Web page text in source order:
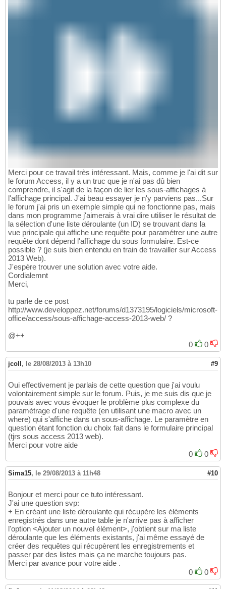
Merci pour ce travail très intéressant. Mais, comme je l'ai dit sur
le forum Access, il y a un truc que je n'ai pas dû bien
comprendre, il s'agit de la façon de lier les sous-affichages à
l'affichage principal. J'ai beau essayer je n'y parviens pas...Sur
le forum j'ai pris un exemple simple qui ne fonctionne pas, mais
dans mon programme j'aimerais à vrai dire utiliser le résultat de
la sélection d'une liste déroulante (un ID) se trouvant dans la
vue principale qui affiche une requête pour paramétrer une autre
requête dont dépend l'affichage du sous formulaire. Est-ce
possible ? (je suis bien entendu en train de travailler sur Access
2013 Web).
J'espère trouver une solution avec votre aide.
Cordialemnt
Merci,
tu parle de ce post
http://www.developpez.net/forums/d1373195/logiciels/microsoft-
office/access/sous-affichage-access-2013-web/ ?
@++
0
0
jcoll , le 28/08/2013 à 13h10 #9
Oui effectivement je parlais de cette question que j'ai voulu
volontairement simple sur le forum. Puis, je me suis dis que je
pouvais avec vous évoquer le problème plus complexe du
paramétrage d'une requête (en utilisant une macro avec un
where) qui s'affiche dans un sous-affichage. Le paramètre en
question étant fonction du choix fait dans le formulaire principal
(tjrs sous access 2013 web).
Merci pour votre aide
0
0
Sima15, le 29/08/2013 à 11h48 #10
Bonjour et merci pour ce tuto intéressant.
J'ai une question svp:
+ En créant une liste déroulante qui récupère les éléments
enregistrés dans une autre table je n'arrive pas à afficher
l'option <Ajouter un nouvel élément>, j'obtient sur ma liste
déroulante que les éléments existants, j'ai même essayé de
créer des requêtes qui récupèrent les enregistrements et
passer par des listes mais ça ne marche toujours pas.
Merci par avance pour votre aide .
0
0